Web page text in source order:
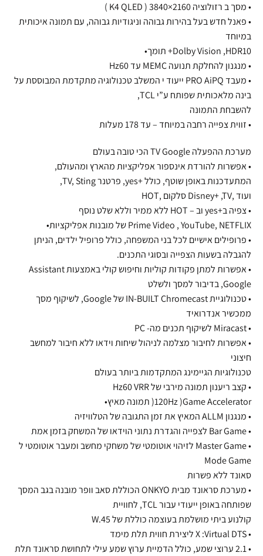
• מסך ב רזולוציה 2160×3840 ( K4 QLED )
• פאנל חדש בעל בהירות גבוהה וניגודיות גבוהה, עם תמונה איכותית
במיוחד
Dolby Vision ,HDR10+ תומך•
• מנגנון להחלקת תנועה MEMC עד Hz60
• מעבד PRO AiPQ ייעוד י המשלב טכנולוגיה מתקדמת המבוססת על
בינה מלאכותית שפותח ע”י TCL,
להשבחת התמונה
• זווית צפייה רחבה במיוחד – עד 178 מעלות
מערכת ההפעלה TV Google הכי טובה בעולם
• אפשרות להורדת אינספור אפליקציות מהארץ ומהעולם,
המתעדכנות באופן שוטף, כולל +yes, פרטנר TV, Sting,
ועוד ,Disney+ ,TV סלקום ,HOT
• צפיה ב+yes וב – HOT ללא ממיר וללא שלט נוסף
Prime Video , YouTube, NETFLIX של מובנות אפליקציות•
• פרופילים אישיים לכל בני המשפחה, כולל פרופיל ילדים, הניתן
להגבלה בשעות הצפייה ובסוגי התכנים.
• אפשרות למתן פקודות קוליות וחיפוש קולי באמצעות Assistant
Google, בדיבור למסך ולשלט
• טכנולוגיית IN-BUILT Chromecast של Google, לשיקוף מסך
ממכשיר אנדרואיד
• Miracast לשיקוף תכנים מה- PC
• אפשרות לחיבור מצלמה לניהול שיחות וידאו ללא חיבור למחשב
חיצוני
טכנולוגיות הגיימינג המתקדמות ביותר בעולם
• קצב ריענון תמונה מירבי של Hz60 VRR
120Hz )Game Accelerator( תמונה מאיץ•
• מנגנון ALLM המאיץ את זמן התגובה של הטלוויזיה
• Bar Game לצפייה והגדרת נתוני הוידאו של המשחק בזמן אמת
• Master Game לזיהוי אוטומטי של משחקי מחשב ומעבר אוטומטי ל
Mode Game
סאונד ללא פשרות
• מערכת סראונד מבית ONKYO הכוללת סאב וופר מובנה בגב המסך
שפותחה באופן ייעודי עבור TCL, לחוויית
קולנוע ביתי מושלמת בעוצמה כוללת של W.45
• X :Virtual DTS ליצירת חווית תלת מימד
• 2.1 ערוצי שמע, כולל הדמיית ערוץ שמע עילי לתחושת סראונד תלת